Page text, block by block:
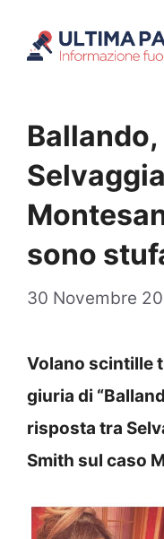
sono
30 Novembre
Volano scintille
giuria di
risposta tra
Smith sul caso